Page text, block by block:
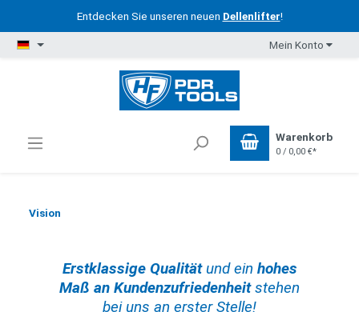
Entdecken Sie unseren neuen Dellenlifter!
Mein Konto
Warenkorb
0 / 0,00 €*
Vision
Erstklassige Qualitätund ein hohes
Maß an Kundenzufriedenheitstehen
bei uns an erster Stelle!